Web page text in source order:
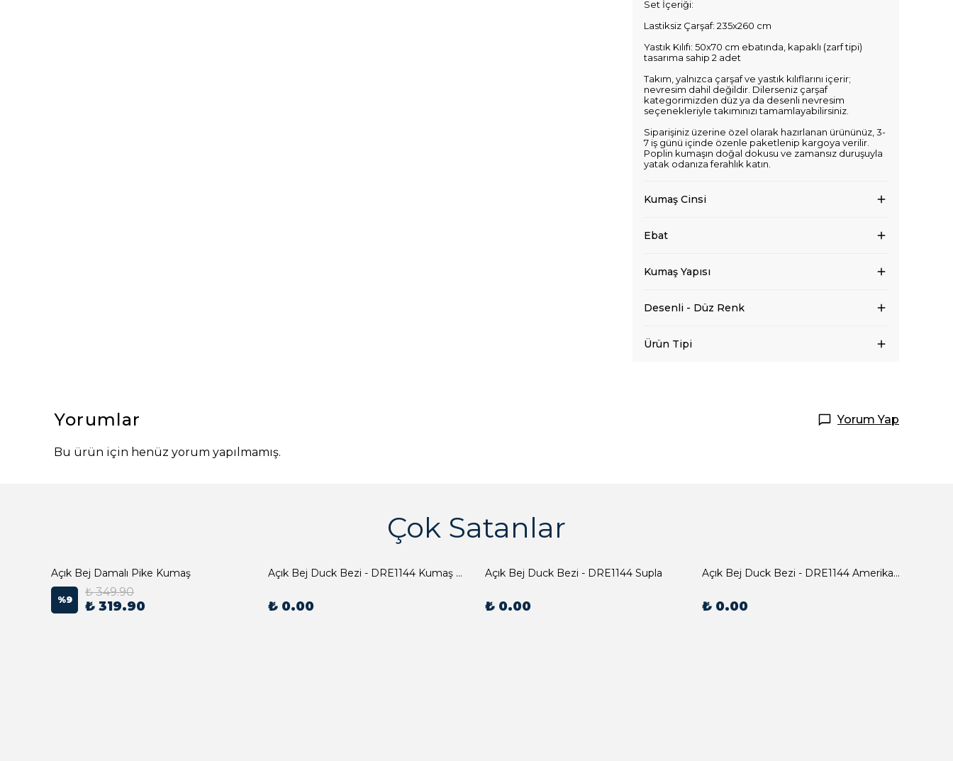
Set İçeriği:
Lastiksiz Çarşaf: 235x260 cm
Yastık Kılıfı: 50x70 cm ebatında, kapaklı (zarf tipi)
tasarıma sahip 2 adet
Takım, yalnızca çarşaf ve yastık kılıflarını içerir;
nevresim dahil değildir. Dilerseniz çarşaf
kategorimizden düz ya da desenli nevresim
seçenekleriyle takımınızı tamamlayabilirsiniz.
Siparişiniz üzerine özel olarak hazırlanan ürününüz, 3-
7 iş günü içinde özenle paketlenip kargoya verilir.
Poplin kumaşın doğal dokusu ve zamansız duruşuyla
yatak odanıza ferahlık katın.
Kumaş Cinsi
Ebat
Kumaş Yapısı
Desenli - Düz Renk
Ürün Tipi
Yorumlar Yorum Yap
Bu ürün için henüz yorum yapılmamış.
Çok Satanlar
Açık Bej Damalı Pike Kumaş
%9
₺ 349.90
₺ 319.90
Açık Bej Duck Bezi - DRE1144 Kumaş Peçete
₺ 0.00
Açık Bej Duck Bezi - DRE1144 Supla
₺ 0.00
Açık Bej Duck Bezi - DRE1144 Amerikan Servis
₺ 0.00